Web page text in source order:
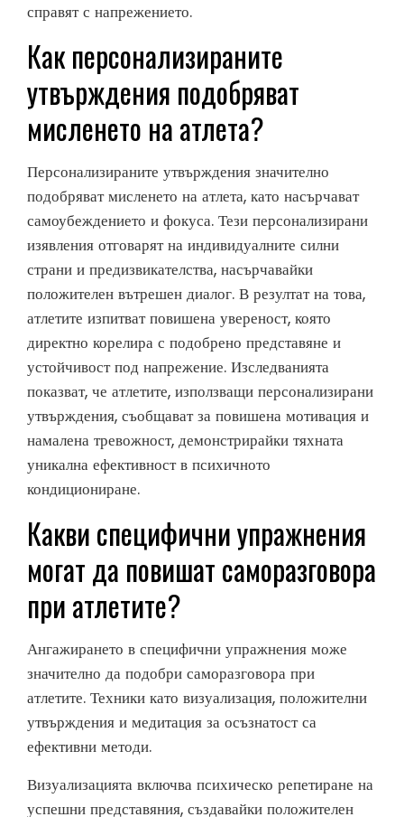
справят с напрежението.
Как персонализираните
утвърждения подобряват
мисленето на атлета?
Персонализираните утвърждения значително
подобряват мисленето на атлета, като насърчават
самоубеждението и фокуса. Тези персонализирани
изявления отговарят на индивидуалните силни
страни и предизвикателства, насърчавайки
положителен вътрешен диалог. В резултат на това,
атлетите изпитват повишена увереност, която
директно корелира с подобрено представяне и
устойчивост под напрежение. Изследванията
показват, че атлетите, използващи персонализирани
утвърждения, съобщават за повишена мотивация и
намалена тревожност, демонстрирайки тяхната
уникална ефективност в психичното
кондициониране.
Какви специфични упражнения
могат да повишат саморазговора
при атлетите?
Ангажирането в специфични упражнения може
значително да подобри саморазговора при
атлетите. Техники като визуализация, положителни
утвърждения и медитация за осъзнатост са
ефективни методи.
Визуализацията включва психическо репетиране на
успешни представяния, създавайки положителен